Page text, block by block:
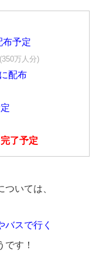
布予定
(350万人分)
配布
完了予定
ついては、
バスで行く
す！